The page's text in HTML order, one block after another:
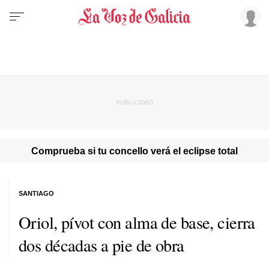
Comprueba si tu concello verá el eclipse total
Oriol, pívot con alma de base, cierra
dos décadas a pie de obra
SANTIAGO